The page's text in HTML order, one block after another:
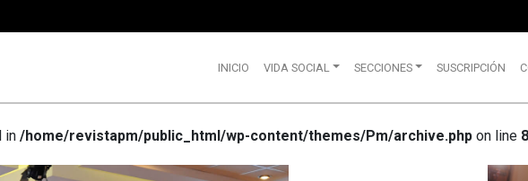
INICIO VIDA SOCIAL SECCIONES SUSCRIPCIÓN
in /home/revistapm/public_html/wp-content/themes/Pm/archive.php on line 8